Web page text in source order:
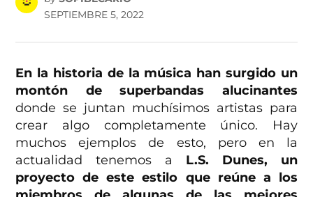
SEPTIEMBRE 5, 2022
En la historia de la música han surgido un
montón de superbandas alucinantes
donde se juntan muchísimos artistas para
crear algo completamente único. Hay
muchos ejemplos de esto, pero en la
actualidad tenemos a L.S. Dunes, un
proyecto de este estilo que reúne a los